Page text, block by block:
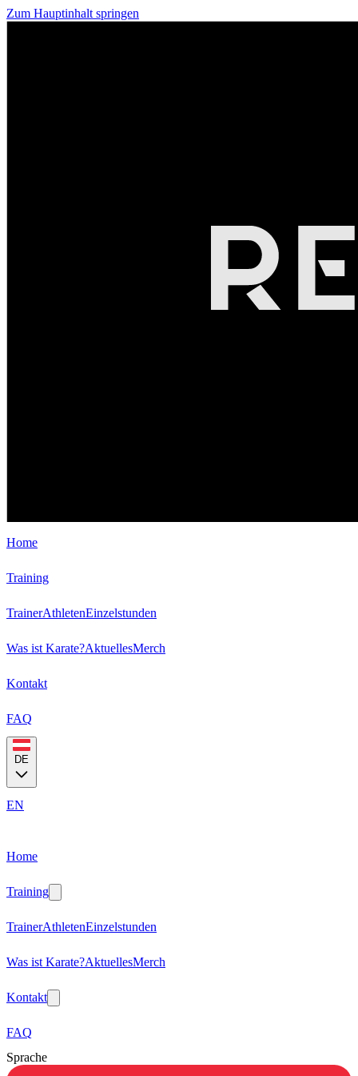
Zum Hauptinhalt springen
Home
Training
TrainerAthletenEinzelstunden
Was ist Karate?AktuellesMerch
Kontakt
FAQ
DE
EN
Home
Training
TrainerAthletenEinzelstunden
Was ist Karate?AktuellesMerch
Kontakt
FAQ
Sprache